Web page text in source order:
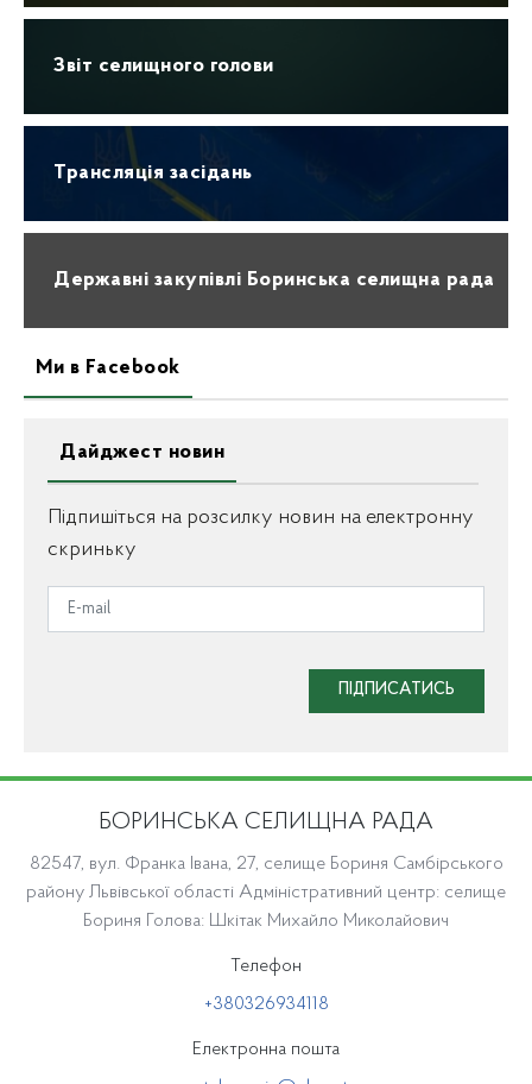
Звіт селищного голови
Трансляція засідань
Державні закупівлі Боринська селищна рада
Ми в Facebook
Дайджест новин
Підпишіться на розсилку новин на електронну
скриньку
ПІДПИСАТИСЬ
БОРИНСЬКА СЕЛИЩНА РАДА
82547, вул. Франка Івана, 27, селище Бориня Самбірського
району Львівської області Адміністративний центр: селище
Бориня Голова: Шкітак Михайло Миколайович
Телефон
+380326934118
Електронна пошта